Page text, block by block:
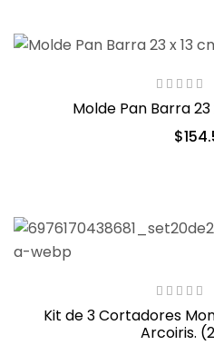
$
Kit de 3 Cortadores
Arcoiris.